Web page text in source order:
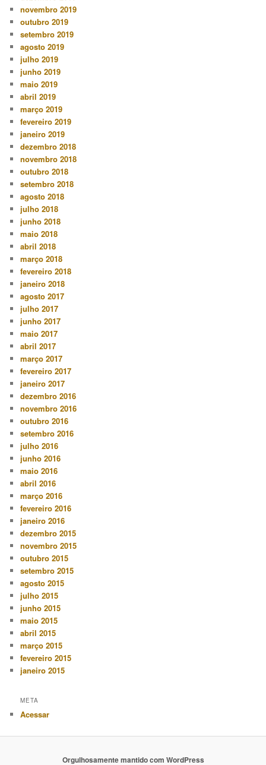
novembro 2019
outubro 2019
setembro 2019
agosto 2019
julho 2019
junho 2019
maio 2019
abril 2019
março 2019
fevereiro 2019
janeiro 2019
dezembro 2018
novembro 2018
outubro 2018
setembro 2018
agosto 2018
julho 2018
junho 2018
maio 2018
abril 2018
março 2018
fevereiro 2018
janeiro 2018
agosto 2017
julho 2017
junho 2017
maio 2017
abril 2017
março 2017
fevereiro 2017
janeiro 2017
dezembro 2016
novembro 2016
outubro 2016
setembro 2016
julho 2016
junho 2016
maio 2016
abril 2016
março 2016
fevereiro 2016
janeiro 2016
dezembro 2015
novembro 2015
outubro 2015
setembro 2015
agosto 2015
julho 2015
junho 2015
maio 2015
abril 2015
março 2015
fevereiro 2015
janeiro 2015
META
Acessar
Orgulhosamente mantido com WordPress